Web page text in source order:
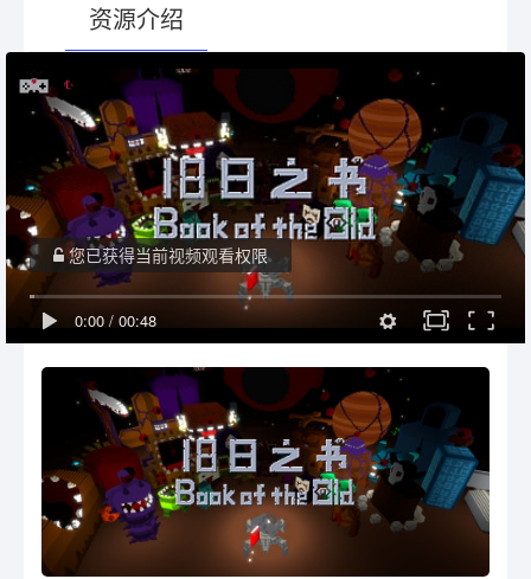
资源介绍
有疑问？请点击复制链接咨询！
0:00 / 00:48
您已获得当前视频观看权限